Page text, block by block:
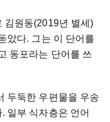
김원동(2019년 별세)
았다. 그는 이 단어를
동포라는 단어를 쓰
두둑한 우편물을 우송
일부 식자층은 언어